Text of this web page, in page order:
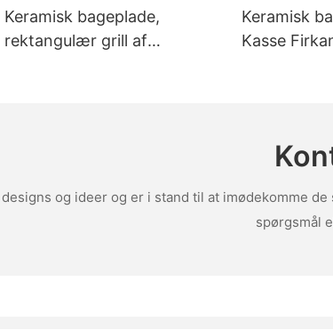
Keramisk bageplade,
rektangulær grill af
Keramisk
Kasse
og ideer og er i stand til at imødekomme
spørgsmål